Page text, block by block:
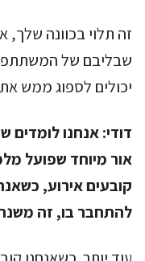
זה תלוי בכוונה
שבליבם של
יכולים לספוג ממש
דודי:אנחנו לומדים
אור מיוחד שפועל
קובעים אירוע,
להתחבר בו, זה